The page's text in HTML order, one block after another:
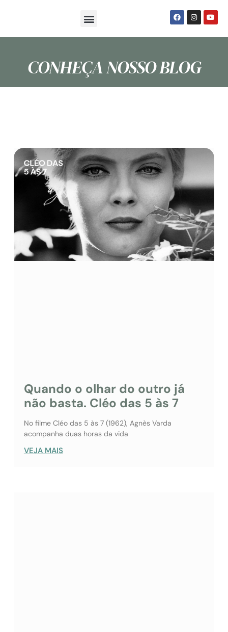
CONHEÇA NOSSO BLOG
Quando o olhar do outro já
não basta. Cléo das 5 às 7
No filme Cléo das 5 às 7 (1962), Agnès Varda
acompanha duas horas da vida
VEJA MAIS